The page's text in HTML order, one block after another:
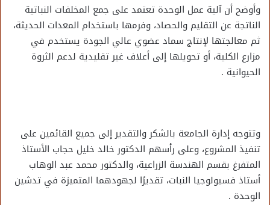
وأوضح أن آلية عمل الوحدة تعتمد على جمع المخلفات النباتية
الناتجة عن التقليم والحصاد، وفرمها باستخدام المعدات الحديثة،
ثم معالجتها لإنتاج سماد عضوي عالي الجودة يستخدم في
مزارع الكلية، أو تحويلها إلى أعلاف غير تقليدية لدعم الثروة
الحيوانية .
وتتوجه إدارة الجامعة بالشكر والتقدير إلى جميع القائمين على
تنفيذ المشروع، وعلى رأسهم الدكتور خالد خليل حجاب الأستاذ
المتفرغ بقسم الهندسة الزراعية، والدكتور محمد عبد الوهاب
أستاذ فسيولوجيا النبات، تقديرًا لجهودهما المتميزة في تدشين
الوحدة .